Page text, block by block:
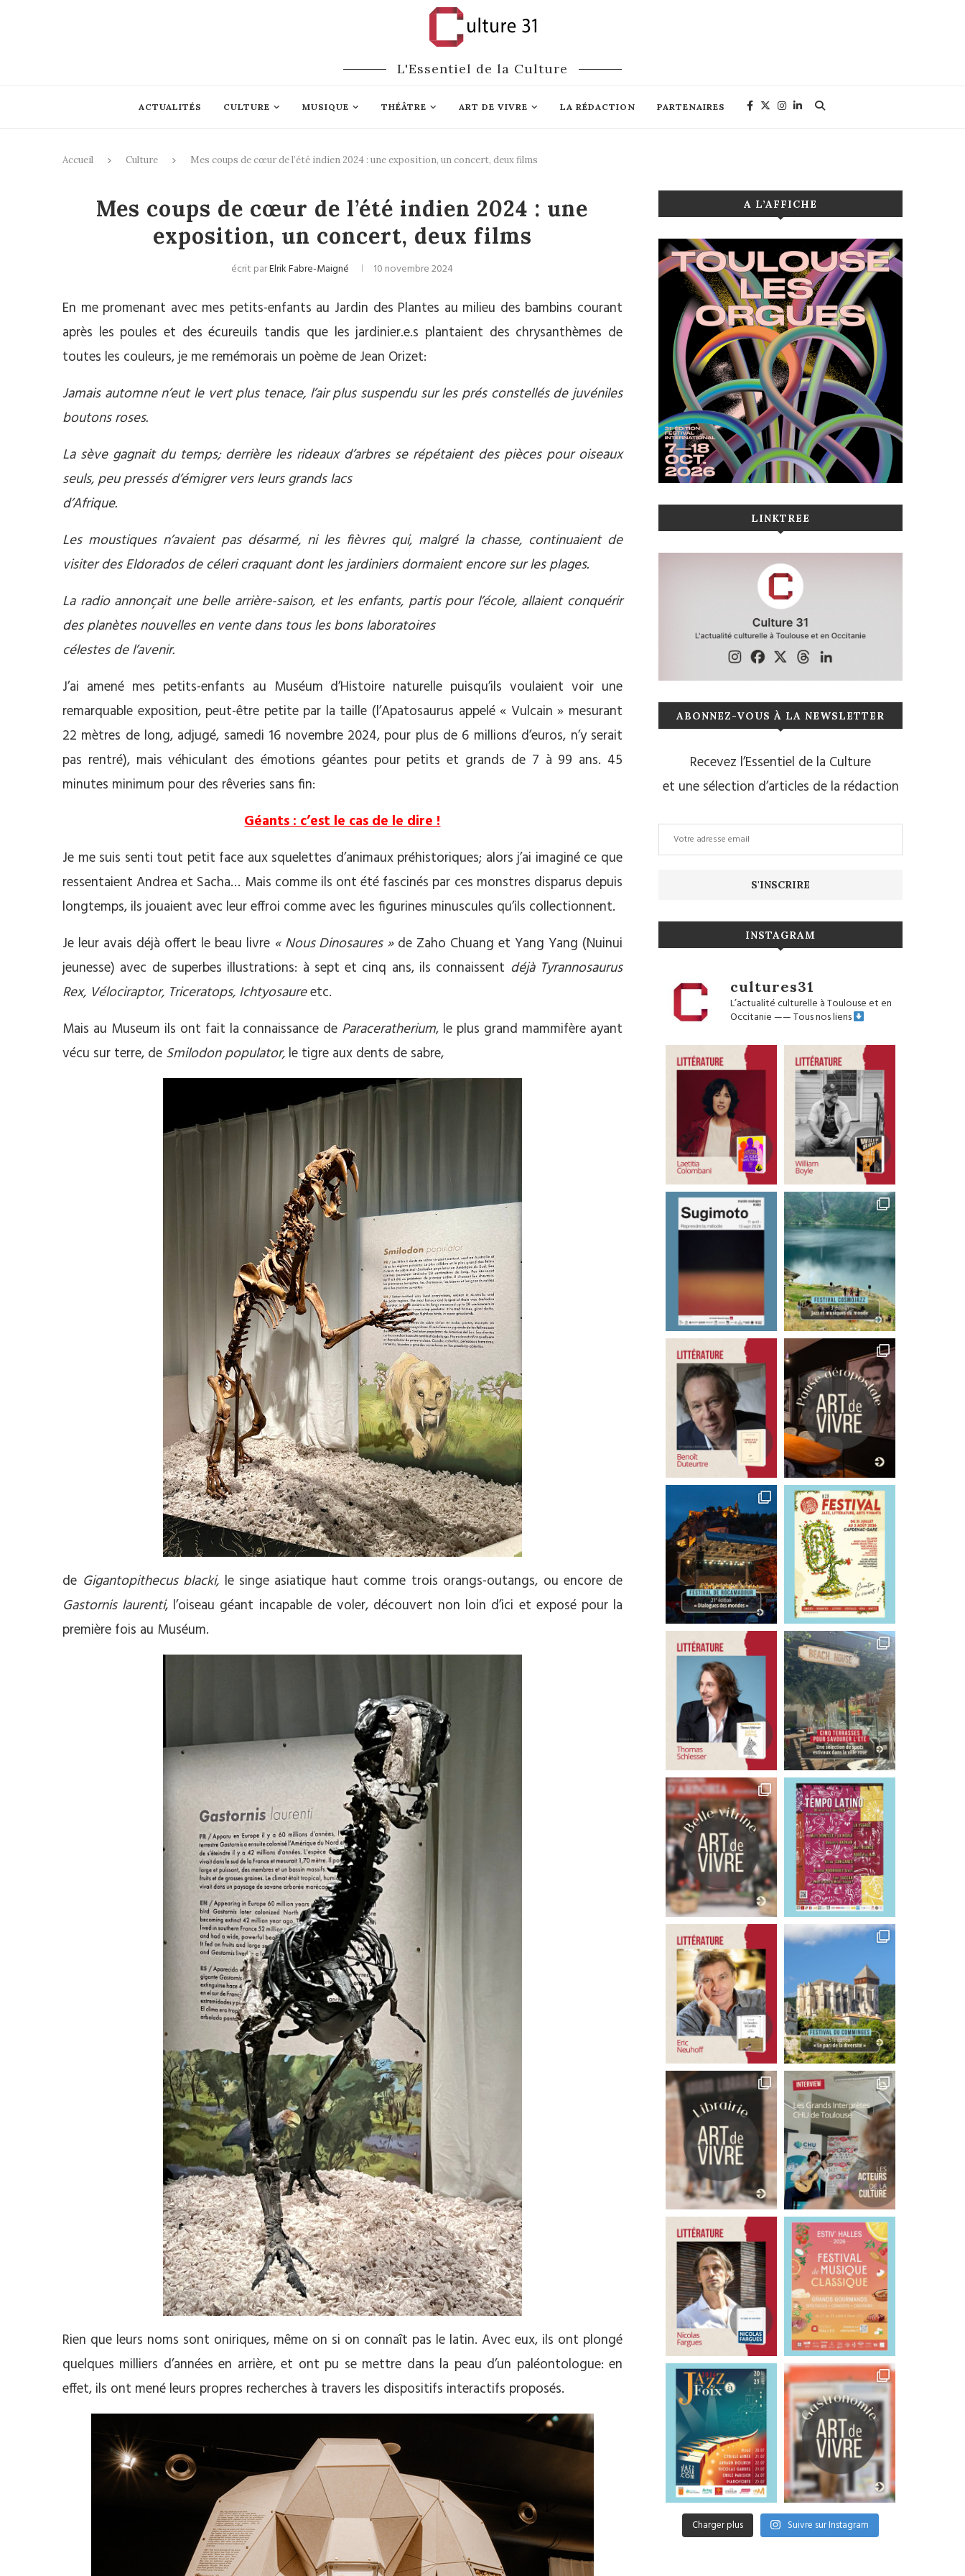
L'Essentiel de la Culture
ACTUALITÉS CULTURE MUSIQUE THÉÂTRE ART DE VIVRE LA RÉDACTION PARTENAIRES
Accueil Culture Mes coups de cœur de l’été indien 2024 : une exposition, un concert, deux films
Mes coups de cœur de l’été indien 2024 : une
exposition, un concert, deux films
écrit parElrik Fabre-Maigné 10 novembre 2024
En me promenant avec mes petits-enfants au Jardin des Plantes au milieu des bambins courant
après les poules et des écureuils tandis que les jardinier.e.s plantaient des chrysanthèmes de
toutes les couleurs, je me remémorais un poème de Jean Orizet:
Jamais automne n’eut le vert plus tenace, l’air plus suspendu sur les prés constellés de juvéniles
boutons roses.
La sève gagnait du temps; derrière les rideaux d’arbres se répétaient des pièces pour oiseaux
seuls, peu pressés d’émigrer vers leurs grands lacs
d’Afrique.
Les moustiques n’avaient pas désarmé, ni les fièvres qui, malgré la chasse, continuaient de
visiter des Eldorados de céleri craquant dont les jardiniers dormaient encore sur les plages.
La radio annonçait une belle arrière-saison, et les enfants, partis pour l’école, allaient conquérir
des planètes nouvelles en vente dans tous les bons laboratoires
célestes de l’avenir.
J’ai amené mes petits-enfants au Muséum d’Histoire naturelle puisqu’ils voulaient voir une
remarquable exposition, peut-être petite par la taille (l’Apatosaurus appelé « Vulcain » mesurant
22 mètres de long, adjugé, samedi 16 novembre 2024, pour plus de 6 millions d’euros, n’y serait
pas rentré), mais véhiculant des émotions géantes pour petits et grands de 7 à 99 ans. 45
minutes minimum pour des rêveries sans fin:
Géants : c’est le cas de le dire !
Je me suis senti tout petit face aux squelettes d’animaux préhistoriques; alors j’ai imaginé ce que
ressentaient Andrea et Sacha… Mais comme ils ont été fascinés par ces monstres disparus depuis
longtemps, ils jouaient avec leur effroi comme avec les figurines minuscules qu’ils collectionnent.
Je leur avais déjà offert le beau livre « Nous Dinosaures »de Zaho Chuang et Yang Yang (Nuinui
jeunesse) avec de superbes illustrations: à sept et cinq ans, ils connaissent déjà Tyrannosaurus
Rex, Vélociraptor, Triceratops, Ichtyosaureetc.
Mais au Museum ils ont fait la connaissance de Paraceratherium, le plus grand mammifère ayant
vécu sur terre, de Smilodon populator, le tigre aux dents de sabre,
de Gigantopithecus blacki, le singe asiatique haut comme trois orangs-outangs, ou encore de
Gastornis laurenti, l’oiseau géant incapable de voler, découvert non loin d’ici et exposé pour la
première fois au Muséum.
Rien que leurs noms sont oniriques, même on si on connaît pas le latin. Avec eux, ils ont plongé
quelques milliers d’années en arrière, et ont pu se mettre dans la peau d’un paléontologue: en
effet, ils ont mené leurs propres recherches à travers les dispositifs interactifs proposés.
A L’AFFICHE
LINKTREE
ABONNEZ-VOUS À LA NEWSLETTER
Recevez l’Essentiel de la Culture
et une sélection d’articles de la rédaction
INSTAGRAM
cultures31
L’actualité culturelle à Toulouse et en
Occitanie——Tous nos liens
Charger plus Suivre sur Instagram